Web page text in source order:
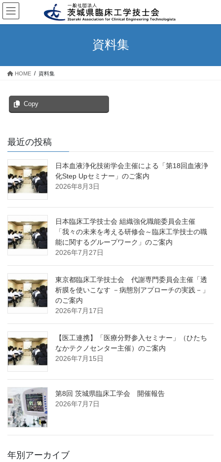
コ
ン
テ
ス
ナ
ビ
ゲ
ン
資料集
HOME 資料集
Copy
最近の投稿
日本血液浄化技術学会主催による「第18回血液浄
化Step Upセミナー」のご案内
2026年8月3日
日本臨床工学技士会 組織強化職能委員会主催
「我々の未来を考える研修会～臨床工学技士の職
能に関するグループワーク」のご案内
2026年7月27日
東京都臨床工学技士会 代謝専門委員会主催「透
析膜を使いこなす －病態別アプローチの実践－」
のご案内
2026年7月17日
【医工連携】「医療分野参入セミナー」（ひたち
なかテクノセンター主催）のご案内
2026年7月15日
第8回 茨城県臨床工学会 開催報告
2026年7月7日
年別アーカイブ